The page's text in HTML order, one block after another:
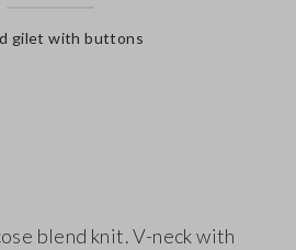
gilet with buttons
blend knit. V-neck with